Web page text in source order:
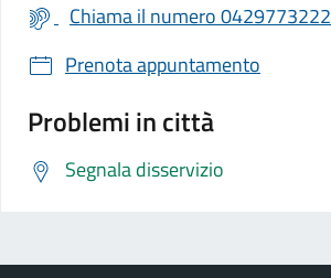
Chiama il numero 0429773222
Prenota appuntamento
Problemi in città
Segnala disservizio